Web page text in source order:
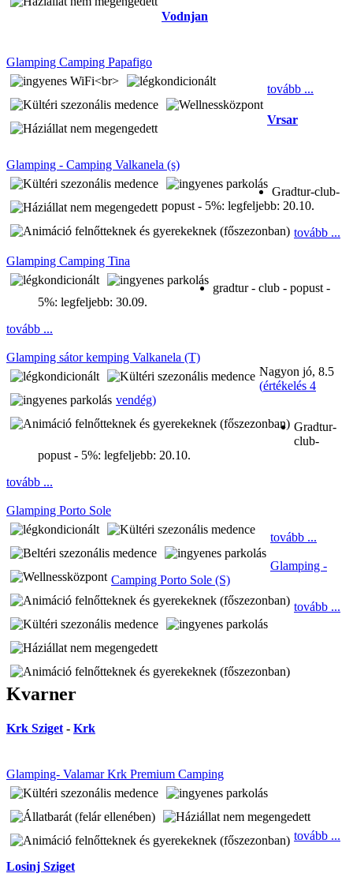
Vodnjan
Glamping Camping Papafigo
tovább ...
Vrsar
Glamping - Camping Valkanela (s)
Gradtur-club-
popust - 5%: legfeljebb: 20.10.
tovább ...
Glamping Camping Tina
gradtur - club - popust -
5%: legfeljebb: 30.09.
tovább ...
Glamping sátor kemping Valkanela (T)
Nagyon jó, 8.5
(értékelés 4
vendég)
Gradtur-
club-
popust - 5%: legfeljebb: 20.10.
tovább ...
Glamping Porto Sole
tovább ...
Glamping -
Camping Porto Sole (S)
tovább ...
Kvarner
Krk Sziget- Krk
Glamping- Valamar Krk Premium Camping
tovább ...
Losinj Sziget